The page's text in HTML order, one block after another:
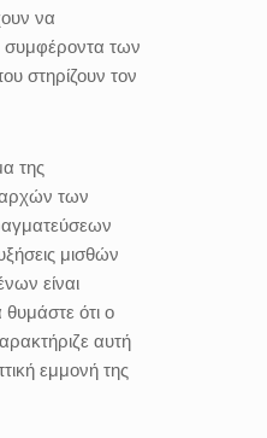
να
συμφέροντα των
στηρίζουν τον
της
των
μισθών
είναι
ότι ο
αυτή
εμμονή της